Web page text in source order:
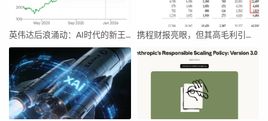
英伟达后浪涌动：AI时代的新王者与隐忧 携程财报亮眼，但其高毛利引发行业争议